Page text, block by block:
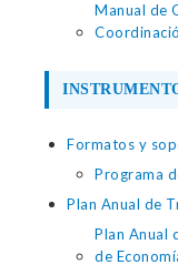
Manual de
Formatos y
Programa
Plan Anual de
Plan Anual
de